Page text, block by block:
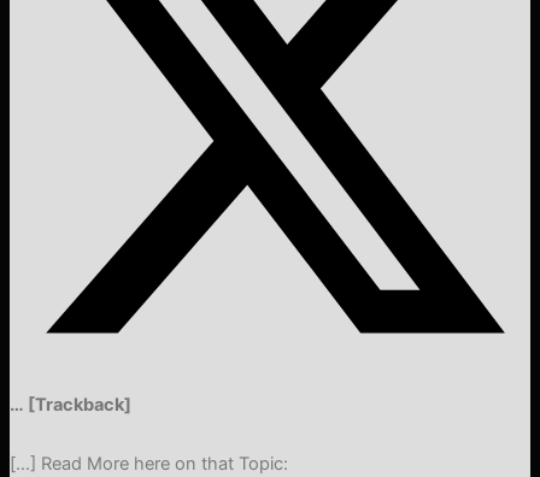
… [Trackback]
[…] Read More here on that Topic: